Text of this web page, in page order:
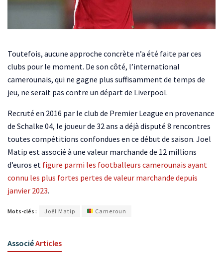
Toutefois, aucune approche concrète n’a été faite par ces
clubs pour le moment. De son côté, l’international
camerounais, qui ne gagne plus suffisamment de temps de
jeu, ne serait pas contre un départ de Liverpool.
Recruté en 2016 par le club de Premier League en provenance
de Schalke 04, le joueur de 32 ans a déjà disputé 8 rencontres
toutes compétitions confondues en ce début de saison. Joel
Matip est associé à une valeur marchande de 12 millions
d’euros et figure parmi les footballeurs camerounais ayant
connu les plus fortes pertes de valeur marchande depuis
janvier 2023.
Mots-clés : Joël Matip Cameroun
AssociéArticles